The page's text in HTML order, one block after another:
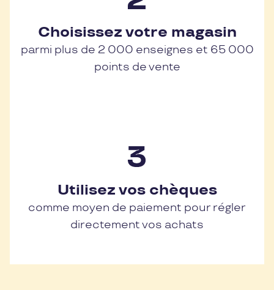
Choisissez votre magasin
parmi plus de 2 000 enseignes et 65 000
points de vente
Utilisez vos chèques
comme moyen de paiement pour régler
directement vos achats